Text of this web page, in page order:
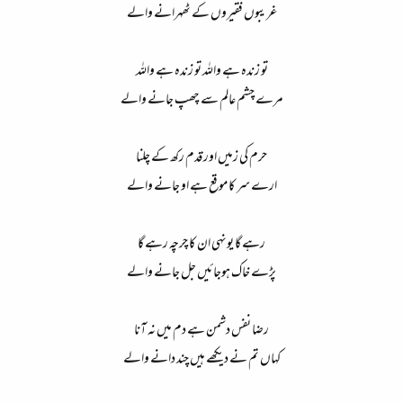
غریبوں فقیروں کے ٹھہرانے والے
تو زندہ ہے واللہ تو زندہ ہے واللہ
مرے چشم عالم سے چھپ جانے والے
حرم کی زمیں اور قدم رکھ کے چلنا
ارے سر کا موقع ہے او جانے والے
رہے گا یونہی ان کا چرچہ رہے گا
پڑے خاک ہوجائیں جل جانے والے
رضا نفس دشمن ہے دم میں نہ آنا
کہاں تم نے دیکھے ہیں چند دانے والے​